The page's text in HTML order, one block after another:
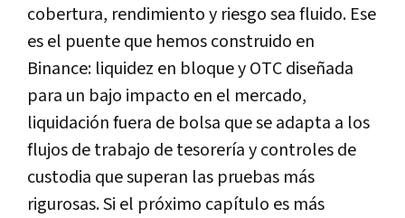
cobertura, rendimiento y riesgo sea fluido. Ese
es el puente que hemos construido en
Binance: liquidez en bloque y OTC diseñada
para un bajo impacto en el mercado,
liquidación fuera de bolsa que se adapta a los
flujos de trabajo de tesorería y controles de
custodia que superan las pruebas más
rigurosas. Si el próximo capítulo es más